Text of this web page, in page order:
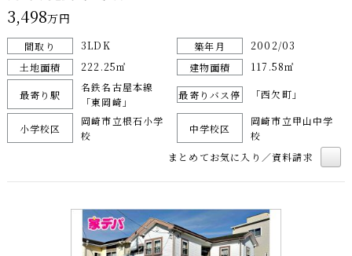
3,498万円
間取り 3LDK 築年月
2002/03
土地面積
222.25㎡ 建物面積 117.58㎡
最寄り駅
名鉄名古屋本線
「東岡崎」
最寄りバス停 「西欠町」
小学校区
岡崎市立根石小学
校
中学校区
岡崎市立甲山中学
校
まとめてお気に入り／資料請求